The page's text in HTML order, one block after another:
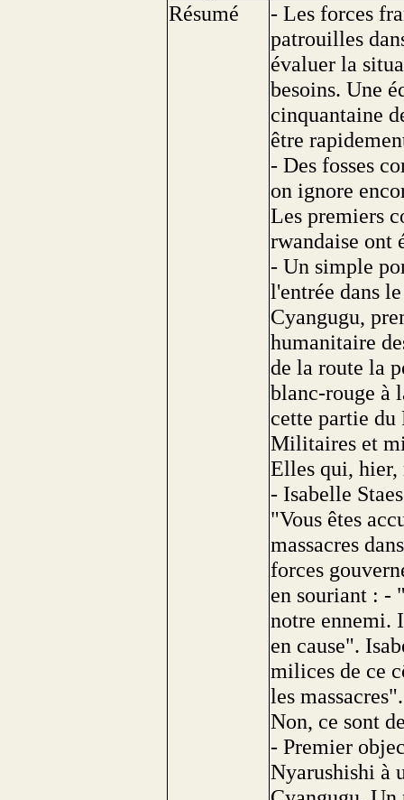
Résumé
- Les forces
patrouilles
évaluer la
besoins. Une
cinquantaine
être
- Des fosses
on ignore
Les premiers
rwandaise ont
- Un simple
l'entrée dans
Cyangugu,
humanitaire
de la route la
blanc-rouge à
cette partie du
Militaires et
Elles qui, hier,
- Isabelle
"Vous êtes
massacres
forces
en souriant : -
notre ennemi.
en cause".
milices de ce
les
Non, ce sont
- Premier
Nyarushishi à